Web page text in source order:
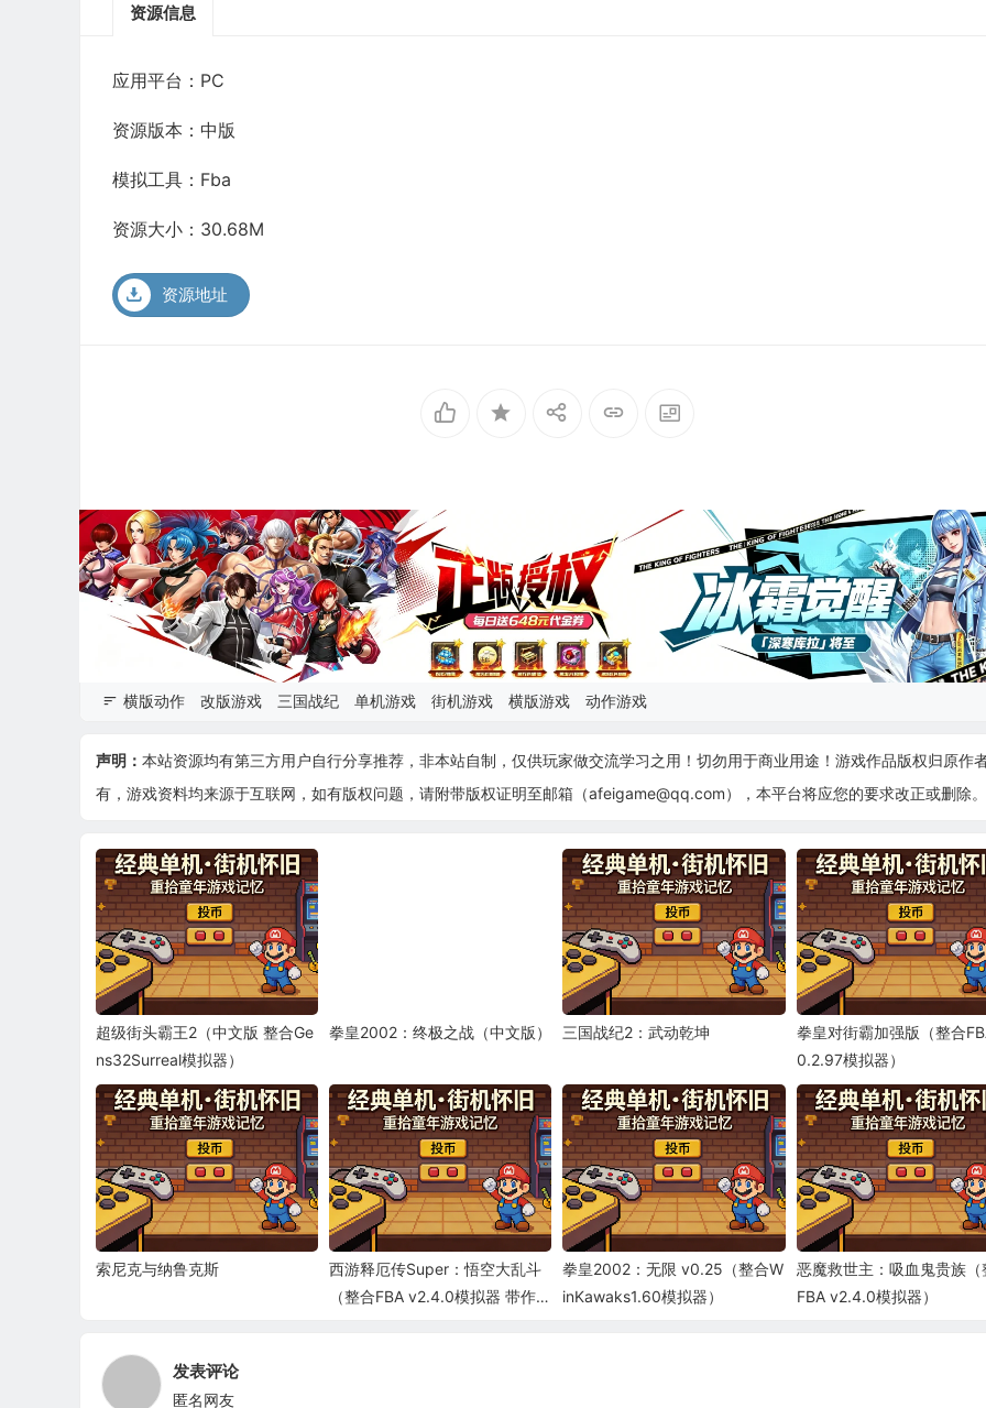
资源信息
应用平台：PC
资源版本：中版
模拟工具：Fba
资源大小：30.68M
资源地址
横版动作 改版游戏 三国战纪 单机游戏 街机游戏 横版游戏 动作游戏
声明： 本站资源均有第三方用户自行分享推荐，非本站自制，仅供玩家做交流学习之用！切勿用于商业用途！游戏作品版权归原作
有，游戏资料均来源于互联网，如有版权问题，请附带版权证明至邮箱（afeigame@qq.com），本平台将应您的要求改正或删除。
超级街头霸王2（中文版 整合Ge
ns32Surreal模拟器）
拳皇2002：终极之战（中文版） 三国战纪2：武动乾坤
拳皇对街霸加强版（整合
0.2.97模拟器）
索尼克与纳鲁克斯
西游释厄传Super：悟空大乱斗
（整合FBA v2.4.0模拟器 带作弊
拳皇2002：无限 v0.25（整合W
inKawaks1.60模拟器）
恶魔救世主：吸血鬼贵族（
FBA v2.4.0模拟器）
发表评论
匿名网友